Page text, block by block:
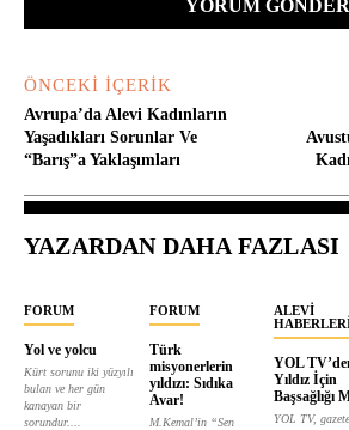
ÖNCEKI İÇERIK
Avrupa’da Alevi Kadınların
Yaşadıkları Sorunlar Ve
“Barış”a Yaklaşımları
YAZARDAN DAHA FAZLASI
FORUM
Yol ve yolcu
Kürt sorunu iki yüzyılı
bulan ve her gün
kanayan bir
sorundur....
FORUM
Türk
misyonerlerin
yıldızı: Sıdıka
Avar!
M.Kemal’in “Sen
ALEVI
YOL
Yıldız İçin
Başsağlığı
YOL TV,